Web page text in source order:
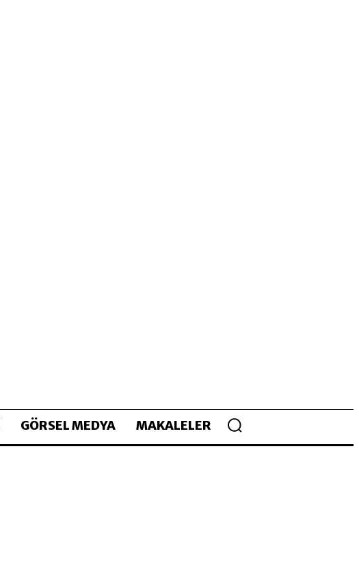
GÖRSEL MEDYA MAKALELER